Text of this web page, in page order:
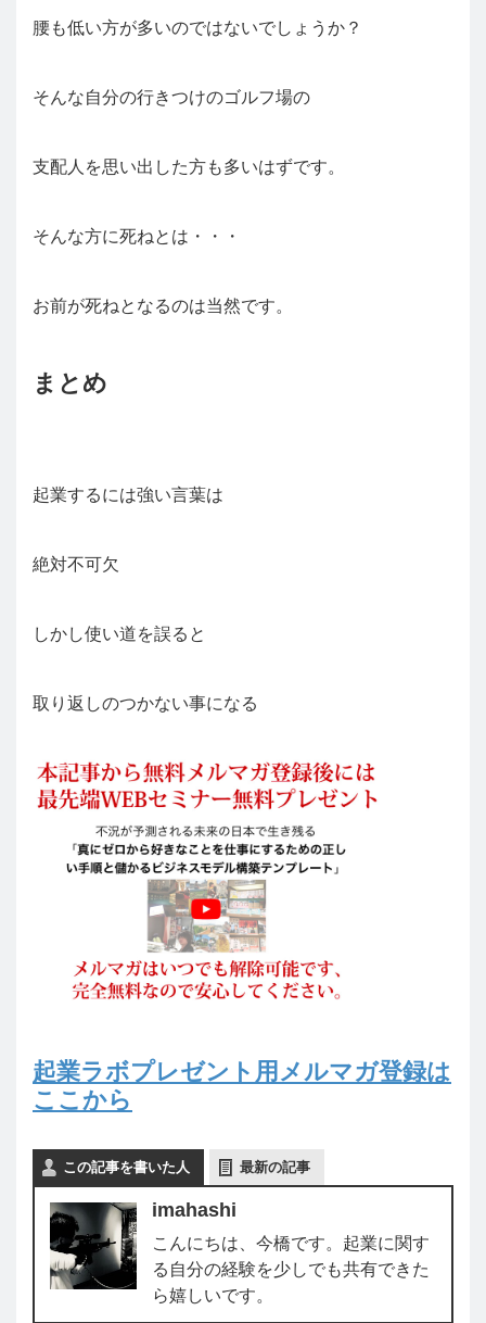
腰も低い方が多いのではないでしょうか？
そんな自分の行きつけのゴルフ場の
支配人を思い出した方も多いはずです。
そんな方に死ねとは・・・
お前が死ねとなるのは当然です。
まとめ
起業するには強い言葉は
絶対不可欠
しかし使い道を誤ると
取り返しのつかない事になる
起業ラボプレゼント用メルマガ登録は
ここから
この記事を書いた人 最新の記事
imahashi
こんにちは、今橋です。起業に関す
る自分の経験を少しでも共有できた
ら嬉しいです。